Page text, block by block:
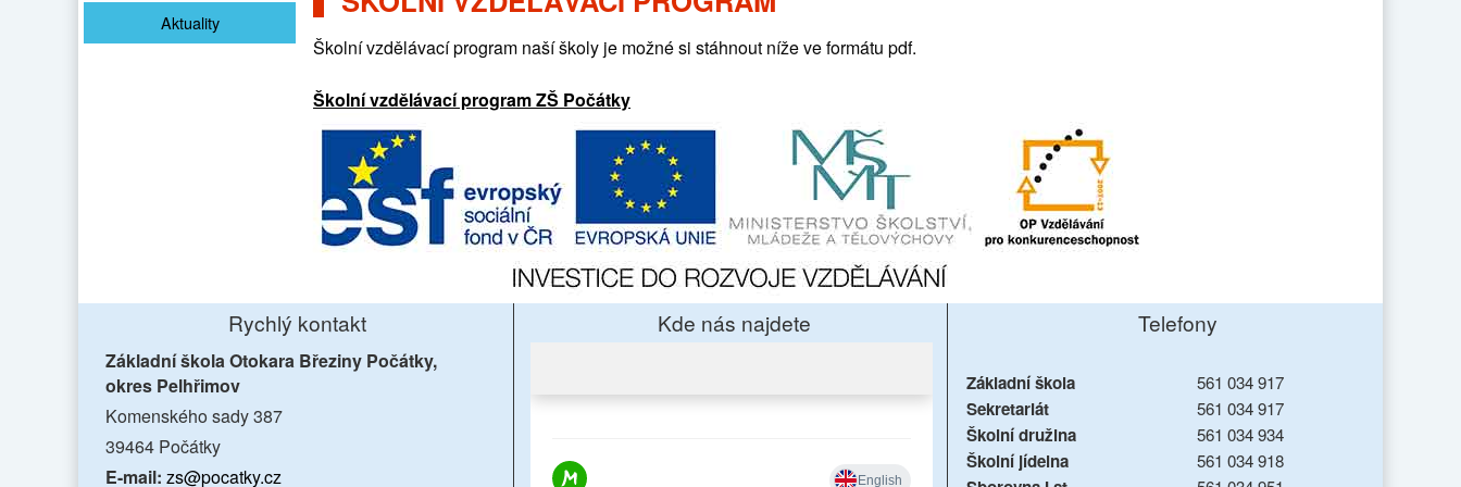
Aktuality
Školní vzdělávací program naší školy je možné si stáhnout níže ve formátu pdf.
Školní vzdělávací program ZŠ Počátky
Rychlý kontakt
Základní škola Otokara Březiny Počátky,
okres Pelhřimov
Komenského sady 387
39464 Počátky
E-mail: zs@pocatky.cz
Kde nás najdete Telefony
Základní škola 561 034 917
Sekretariát 561 034 917
Školní družina 561 034 934
Školní jídelna 561 034 918